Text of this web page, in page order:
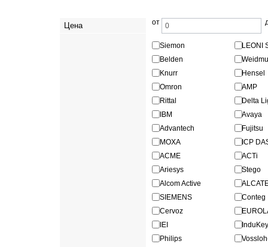
Цена от
Siemon
LEONI
Belden
Knurr
Hensel
Omron
AMP
Rittal
Delta
IBM
Avaya
Advantech
Fujitsu
MOXA
ICP
ACME
ACTi
Ariesys
Stego
Alcom Active
SIEMENS
Conteg
Cervoz
IEI
Philips